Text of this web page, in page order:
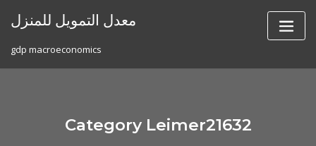
معدل التمويل للمنزل
gdp macroeconomics
Category Leimer21632